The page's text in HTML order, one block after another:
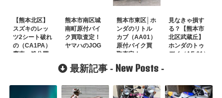
【熊本北区】
スズキのレッ
ツ2シート破れ
の（CA1PA）
廃車・処分買
熊本市南区城
南町原付バイ
ク買取査定！
ヤマハのJOG
熊本市東区│ホ
ンダのリトル
カブ（AA01）
原付バイク買
取査定！
見なきゃ損す
る？【熊本市
北区武蔵丘】
ホンダのトゥ
デイ（AF-61）
分！
最新記事 - New Posts -